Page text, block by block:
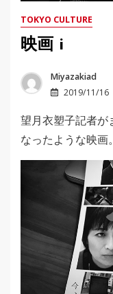
TOKYO CULTURE
映画 i
Miyazakiad
2019/11/16
望月衣塑子記者が
なったような映画。